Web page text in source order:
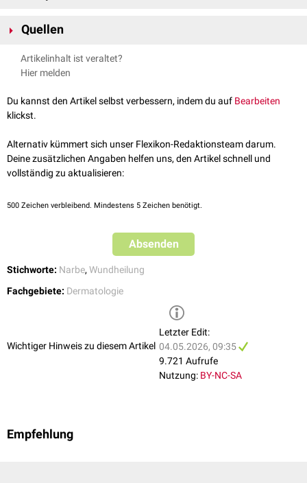
Wundheilung
schrittweisen Umstrukturierung der
reorganisieren sich und richten sich entlang der Spannungslinien der
Stabilität der unbeschädigtenHaut. Des Weiteren reduziert sich während
der Maturation die Neubildung von
und sie wird weißlich.
]
Reproduktionsmedizin
werden, durchlaufen vor der Befruchtung eineIn-vitro-Maturation
Quellen
Danzer, Wundbeurteilung und Wundbehandlung, 2. Auflage, 2019,
Verlag W. Kohlhammer
Artikelinhalt ist veraltet?
Hier melden
Du kannst den Artikel selbst verbessern, indem du auf Bearbeiten
klickst.
Alternativ kümmert sich unser Flexikon-Redaktionsteam darum.
Deine zusätzlichen Angaben helfen uns, den Artikel schnell und
vollständig zu aktualisieren:
500 Zeichen verbleibend. Mindestens 5 Zeichen benötigt.
Absenden
Stichworte: Narbe, Wundheilung
Fachgebiete: Dermatologie
Wichtiger Hinweis zu diesem Artikel
Letzter Edit:
04.05.2026, 09:35
9.721 Aufrufe
Nutzung: BY-NC-SA
Empfehlung